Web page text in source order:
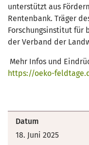
unterstützt aus
Rentenbank. Träger
Forschungsinstitut für
der Verband der
Mehr Infos und
https://oeko-
Datum
18. Juni 2025